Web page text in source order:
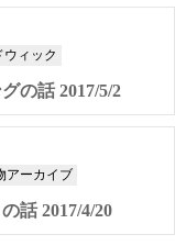
ウィック
の話 2017/5/2
アーカイブ
話 2017/4/20